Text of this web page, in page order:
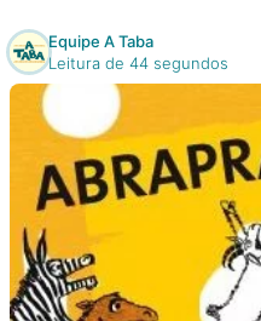
Equipe A Taba
Leitura de 44 segundos